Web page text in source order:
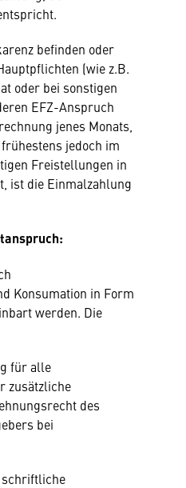
befinden oder
(wie z.B.
oder bei sonstigen
EFZ-Anspruch
jenes Monats,
jedoch im
Freistellungen in
ist die Einmalzahlung
Konsumation in Form
werden. Die
für alle
zusätzliche
des
bei
schriftliche